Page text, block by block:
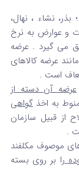
نشاء ، نهال،
و عوارض به نرخ
می گیرد . عرضه
عرضه کالاهای
است .
عرضه آن دسته از
به اخذگواهی
از قبیل سازمان
.
موصوف مکلفند
را بر روی بسته